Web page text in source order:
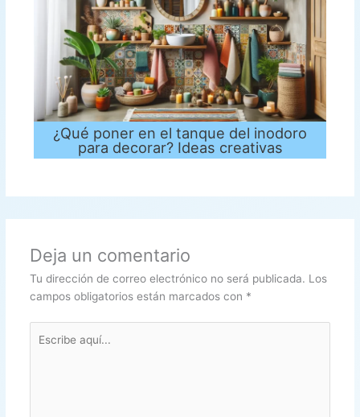
¿Qué poner en el tanque del inodoro
para decorar? Ideas creativas
Deja un comentario
Tu dirección de correo electrónico no será publicada. Los
campos obligatorios están marcados con *
aquí...